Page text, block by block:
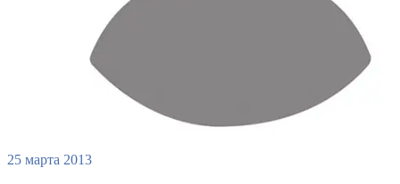
25 марта 2013